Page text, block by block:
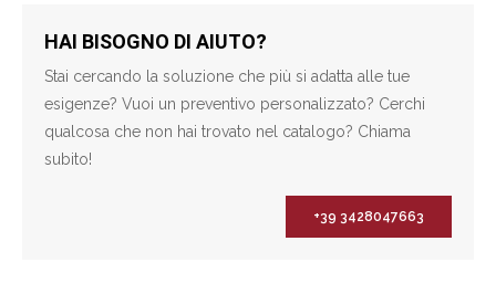
HAI BISOGNO DI AIUTO?
Stai cercando la soluzione che più si adatta alle tue
esigenze? Vuoi un preventivo personalizzato? Cerchi
qualcosa che non hai trovato nel catalogo? Chiama
subito!
+39 3428047663